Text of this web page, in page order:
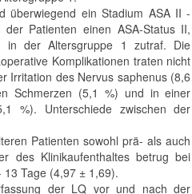
überwiegend ein Stadium ASA II -
Patienten einen ASA-Status II,
der Altersgruppe 1 zutraf. Die
Komplikationen traten nicht
Irritation des Nervus saphenus (8,6
Schmerzen (5,1 %) und in einer
%). Unterschiede zwischen der
Patienten sowohl prä- als auch
des Klinikaufenthaltes betrug bei
Tage (4,97 ± 1,69).
der LQ vor und nach der